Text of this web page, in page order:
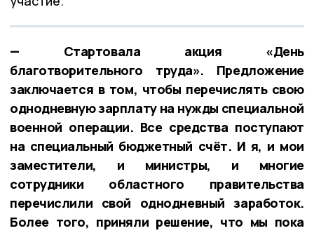
— Стартовала акция «День
благотворительного труда». Предложение
заключается в том, чтобы перечислять свою
однодневную зарплату на нужды специальной
военной операции. Все средства поступают
на специальный бюджетный счёт. И я, и мои
заместители, и министры, и многие
сотрудники областного правительства
перечислили свой однодневный заработок.
Более того, приняли решение, что мы пока